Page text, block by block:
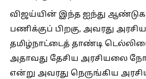
விஜய்யின் இந்த ஐந்து
பணிக்குப் பிறகு, அவரது
தமிழ்நாட்டைத் தாண்டி
அதாவது தேசிய அரசியலை
என்று அவரது நெருங்கிய